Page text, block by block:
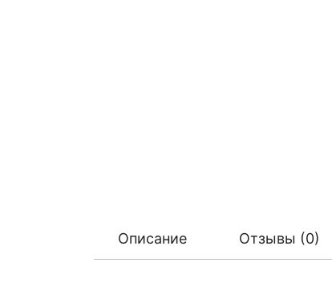
Описание Отзывы (0)